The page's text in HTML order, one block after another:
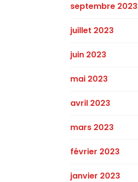
septembre 2023
juillet 2023
juin 2023
mai 2023
avril 2023
mars 2023
février 2023
janvier 2023